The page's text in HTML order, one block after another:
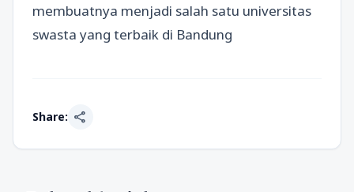
membuatnya menjadi salah satu universitas
swasta yang terbaik di Bandung
Share: share